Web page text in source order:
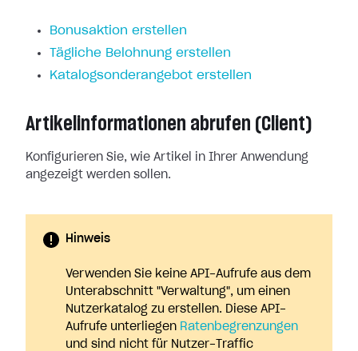
Bonusaktion erstellen
Tägliche Belohnung erstellen
Katalogsonderangebot erstellen
Artikelinformationen abrufen (Client)
Konfigurieren Sie, wie Artikel in Ihrer Anwendung
angezeigt werden sollen.
Hinweis
Verwenden Sie keine API-Aufrufe aus dem
Unterabschnitt "Verwaltung", um einen
Nutzerkatalog zu erstellen. Diese API-
Aufrufe unterliegen Ratenbegrenzungen
und sind nicht für Nutzer-Traffic